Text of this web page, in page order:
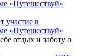
участие в
«Путешествуй»
отдых и заботу о